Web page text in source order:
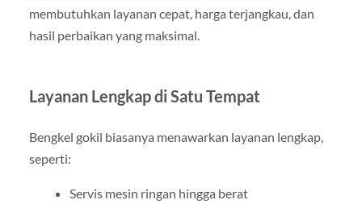
membutuhkan layanan cepat, harga terjangkau, dan
hasil perbaikan yang maksimal.
Layanan Lengkap di Satu Tempat
Bengkel gokil biasanya menawarkan layanan lengkap,
seperti:
Servis mesin ringan hingga berat